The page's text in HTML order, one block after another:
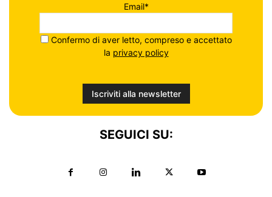
Email*
Confermo di aver letto, compreso e accettato
la privacy policy
SEGUICI SU: